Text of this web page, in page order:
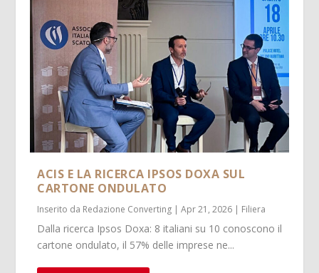
ACIS E LA RICERCA IPSOS DOXA SUL
CARTONE ONDULATO
Inserito da Redazione Converting |Apr 21, 2026 | Filiera
Dalla ricerca Ipsos Doxa: 8 italiani su 10 conoscono il
cartone ondulato, il 57% delle imprese ne...